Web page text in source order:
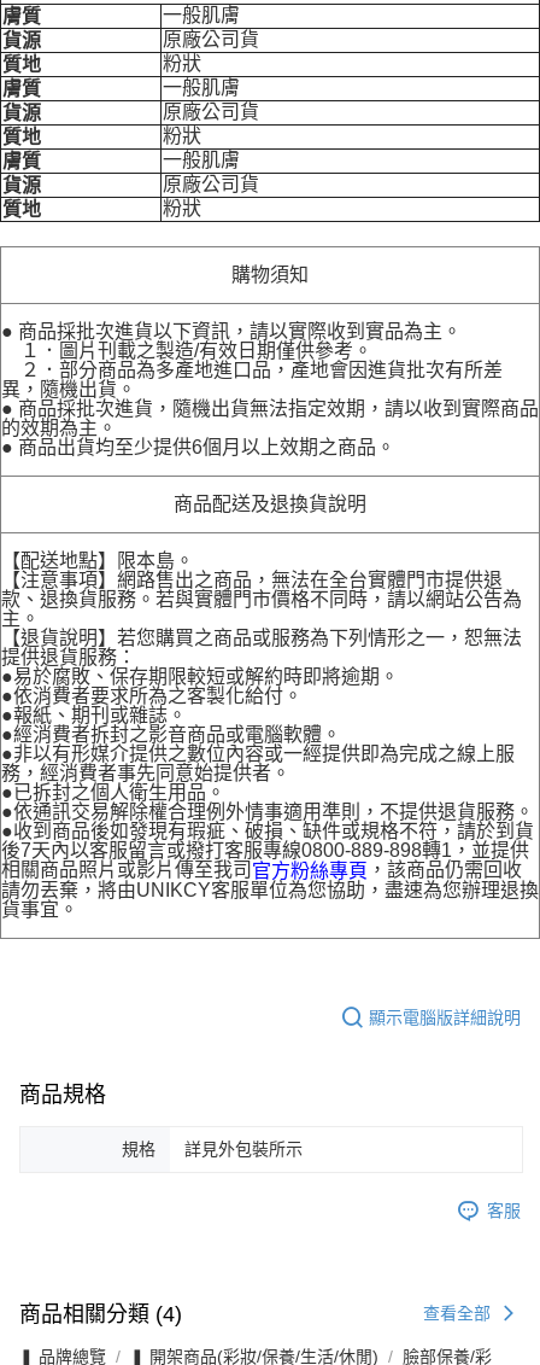
膚質
一般肌膚
貨源
原廠公司貨
質地
粉狀
膚質
一般肌膚
貨源
原廠公司貨
質地
粉狀
膚質
一般肌膚
貨源
原廠公司貨
質地
粉狀
購物須知
● 商品採批次進貨以下資訊，請以實際收到實品為主。
１．圖片刊載之製造/有效日期僅供參考。
２．部分商品為多產地進口品，產地會因進貨批次有所差
異，隨機出貨。
● 商品採批次進貨，隨機出貨無法指定效期，請以收到實際商品
的效期為主。
● 商品出貨均至少提供6個月以上效期之商品。
商品配送及退換貨說明
【配送地點】限本島。
【注意事項】網路售出之商品，無法在全台實體門市提供退
款、退換貨服務。若與實體門市價格不同時，請以網站公告為
主。
【退貨說明】若您購買之商品或服務為下列情形之一，恕無法
提供退貨服務：
●易於腐敗、保存期限較短或解約時即將逾期。
●依消費者要求所為之客製化給付。
●報紙、期刊或雜誌。
●經消費者拆封之影音商品或電腦軟體。
●非以有形媒介提供之數位內容或一經提供即為完成之線上服
務，經消費者事先同意始提供者。
●已拆封之個人衛生用品。
●依通訊交易解除權合理例外情事適用準則，不提供退貨服務。
●收到商品後如發現有瑕疵、破損、缺件或規格不符，請於到貨
後7天內以客服留言或撥打客服專線0800-889-898轉1，並提供
相關商品照片或影片傳至我司 官方粉絲專頁 ，該商品仍需回收
請勿丟棄，將由UNIKCY客服單位為您協助，盡速為您辦理退換
貨事宜。
顯示電腦版詳細說明
商品規格
規格 詳見外包裝所示
客服
商品相關分類 (4) 查看全部
❚ 品牌總覽 ❚ 開架商品(彩妝/保養/生活/休閒) 臉部保養/彩